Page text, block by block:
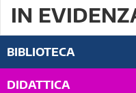
IN
BIBLIOTECA
DIDATTICA